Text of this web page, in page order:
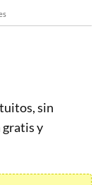
sin
gratis y